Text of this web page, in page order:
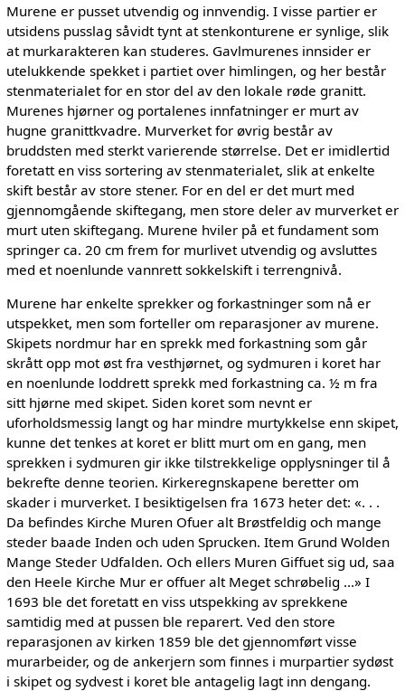
Murene er pusset utvendig og innvendig. I visse partier er
utsidens pusslag såvidt tynt at stenkonturene er synlige, slik
at murkarakteren kan studeres. Gavlmurenes innsider er
utelukkende spekket i partiet over himlingen, og her består
stenmaterialet for en stor del av den lokale røde granitt.
Murenes hjørner og portalenes innfatninger er murt av
hugne granittkvadre. Murverket for øvrig består av
bruddsten med sterkt varierende størrelse. Det er imidlertid
foretatt en viss sortering av stenmaterialet, slik at enkelte
skift består av store stener. For en del er det murt med
gjennomgående skiftegang, men store deler av murverket er
murt uten skiftegang. Murene hviler på et fundament som
springer ca. 20 cm frem for murlivet utvendig og avsluttes
med et noenlunde vannrett sokkelskift i terrengnivå.
Murene har enkelte sprekker og forkastninger som nå er
utspekket, men som forteller om reparasjoner av murene.
Skipets nordmur har en sprekk med forkastning som går
skrått opp mot øst fra vesthjørnet, og sydmuren i koret har
en noenlunde loddrett sprekk med forkastning ca. ½ m fra
sitt hjørne med skipet. Siden koret som nevnt er
uforholdsmessig langt og har mindre murtykkelse enn skipet,
kunne det tenkes at koret er blitt murt om en gang, men
sprekken i sydmuren gir ikke tilstrekkelige opplysninger til å
bekrefte denne teorien. Kirkeregnskapene beretter om
skader i murverket. I besiktigelsen fra 1673 heter det: «. . .
Da befindes Kirche Muren Ofuer alt Brøstfeldig och mange
steder baade Inden och uden Sprucken. Item Grund Wolden
Mange Steder Udfalden. Och ellers Muren Giffuet sig ud, saa
den Heele Kirche Mur er offuer alt Meget schrøbelig ...» I
1693 ble det foretatt en viss utspekking av sprekkene
samtidig med at pussen ble reparert. Ved den store
reparasjonen av kirken 1859 ble det gjennomført visse
murarbeider, og de ankerjern som finnes i murpartier sydøst
i skipet og sydvest i koret ble antagelig lagt inn dengang.